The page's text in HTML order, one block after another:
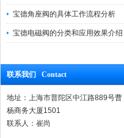
宝德角座阀的具体工作流程分析
宝德电磁阀的分类和应用效果介绍
联系我们 Contact
地址：上海市普陀区中江路889号曹
杨商务大厦1501
联系人：崔尚